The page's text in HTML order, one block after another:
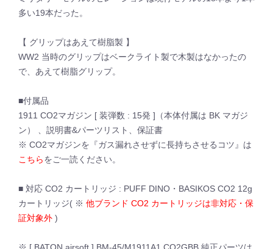
多い19本だった。
【 グリップはあえて樹脂製 】
WW2 当時のグリップはベークライト製で木製はなかったの
で、あえて樹脂グリップ。
■付属品
1911 CO2マガジン [ 装弾数 : 15発 ]（本体付属は BK マガジ
ン） 、説明書&パーツリスト、保証書
※ CO2マガジンを『ガス漏れさせずに長持ちさせるコツ』は
こちらをご一読ください。
■ 対応 CO2 カートリッジ : PUFF DINO・BASIKOS CO2 12g
カートリッジ( ※ 他ブランド CO2 カートリッジは非対応・保
証対象外 )